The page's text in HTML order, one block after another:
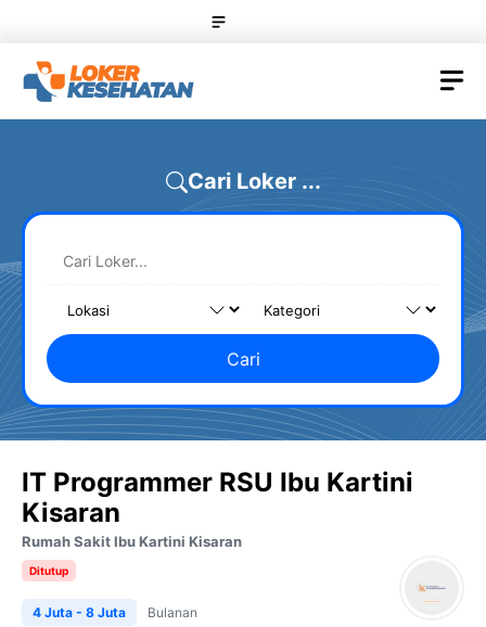
content
Cari Loker ...
Cari
IT Programmer RSU Ibu Kartini
Kisaran
Rumah Sakit Ibu Kartini Kisaran
Ditutup
4 Juta - 8 Juta Bulanan